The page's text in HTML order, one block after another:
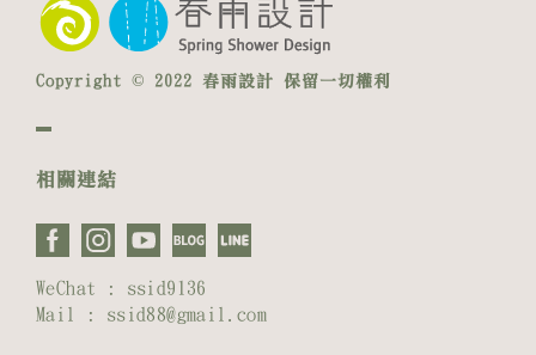
Copyright © 2022 春雨設計 保留一切權利
相關連結
WeChat : ssid9136
Mail : ssid88@gmail.com